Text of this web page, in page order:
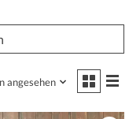
angesehen